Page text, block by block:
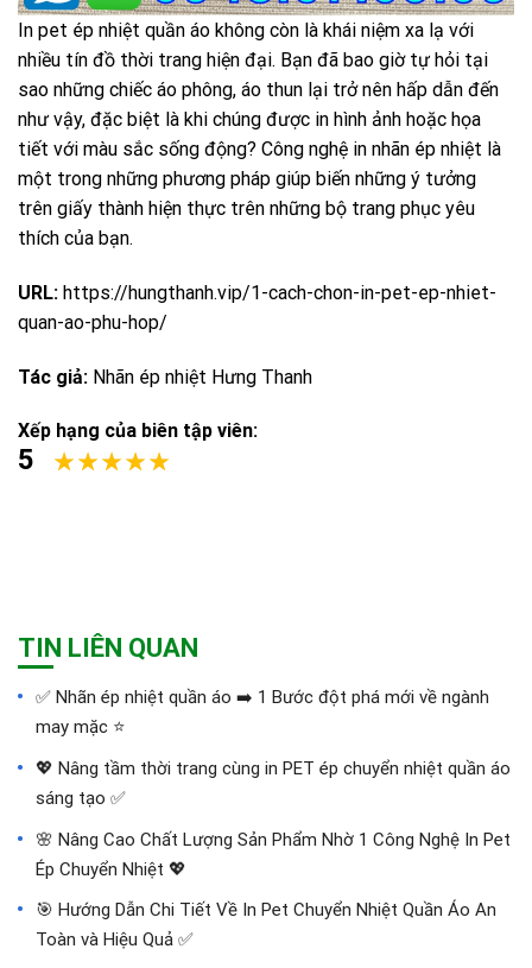
In pet ép nhiệt quần áo không còn là khái niệm xa lạ với
nhiều tín đồ thời trang hiện đại. Bạn đã bao giờ tự hỏi tại
sao những chiếc áo phông, áo thun lại trở nên hấp dẫn đến
như vậy, đặc biệt là khi chúng được in hình ảnh hoặc họa
tiết với màu sắc sống động? Công nghệ in nhãn ép nhiệt là
một trong những phương pháp giúp biến những ý tưởng
trên giấy thành hiện thực trên những bộ trang phục yêu
thích của bạn.
URL: https://hungthanh.vip/1-cach-chon-in-pet-ep-nhiet-
quan-ao-phu-hop/
Tác giả: Nhãn ép nhiệt Hưng Thanh
Xếp hạng của biên tập viên:
5
TIN LIÊN QUAN
✅‪ Nhãn ép nhiệt quần áo ➡️ 1 Bước đột phá mới về ngành
may mặc ⭐️
💖 Nâng tầm thời trang cùng in PET ép chuyển nhiệt quần áo
sáng tạo ✅
🌸 Nâng Cao Chất Lượng Sản Phẩm Nhờ 1 Công Nghệ In Pet
Ép Chuyển Nhiệt 💖
🎯 Hướng Dẫn Chi Tiết Về In Pet Chuyển Nhiệt Quần Áo An
Toàn và Hiệu Quả ✅